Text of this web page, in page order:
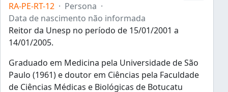
RA-PE-RT-12 · Persona ·
Data de nascimento não informada
Reitor da Unesp no período de 15/01/2001 a
14/01/2005.
Graduado em Medicina pela Universidade de São
Paulo (1961) e doutor em Ciências pela Faculdade
de Ciências Médicas e Biológicas de Botucatu